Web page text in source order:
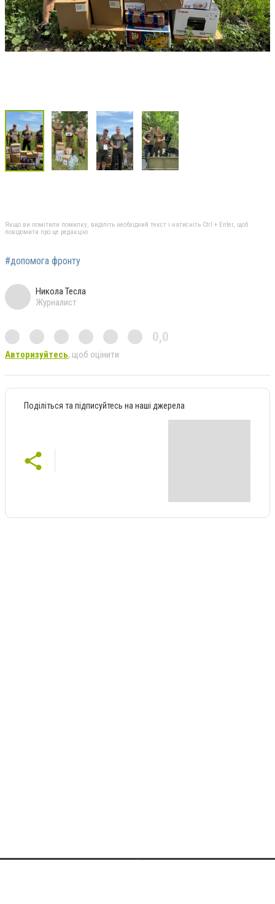
Якщо ви помітили помилку, виділіть необхідний текст і натисніть Ctrl + Enter, щоб
повідомити про це редакцію
#допомога фронту
Никола Тесла
Журналист
0,0
Авторизуйтесь, щоб оцінити
Поділіться та підписуйтесь на наші джерела